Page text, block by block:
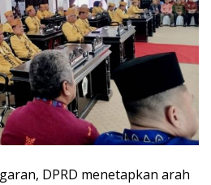
DPRD menetapkan arah